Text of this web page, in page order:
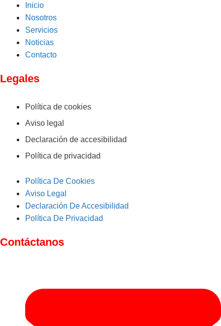
Inicio
Nosotros
Servicios
Noticias
Contacto
Legales
Política de cookies
Aviso legal
Declaración de accesibilidad
Política de privacidad
Política De Cookies
Aviso Legal
Declaración De Accesibilidad
Política De Privacidad
Contáctanos